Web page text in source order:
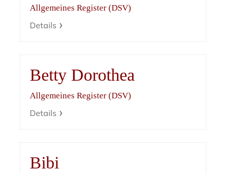
Allgemeines Register (DSV)
Details
Betty Dorothea
Allgemeines Register (DSV)
Details
Bibi